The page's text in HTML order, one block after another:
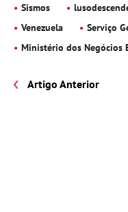
Sismos
Venezuela
Serviço
Ministério dos Negócios
Artigo Anterior